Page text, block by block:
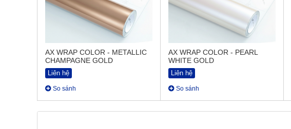
AX WRAP COLOR - METALLIC
CHAMPAGNE GOLD
Liên hệ
So sánh
AX WRAP COLOR - PEARL
WHITE GOLD
Liên hệ
So sánh